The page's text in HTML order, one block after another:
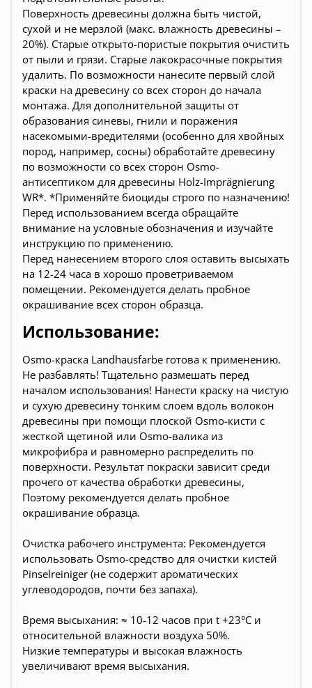
Поверхность древесины должна быть чистой,
сухой и не мерзлой (макс. влажность древесины –
20%). Старые открыто-пористые покрытия очистить
от пыли и грязи. Старые лакокрасочные покрытия
удалить. По возможности нанесите первый слой
краски на древесину со всех сторон до начала
монтажа. Для дополнительной защиты от
образования синевы, гнили и поражения
насекомыми-вредителями (особенно для хвойных
пород, например, сосны) обработайте древесину
по возможности со всех сторон Osmo-
антисептиком для древесины Holz-Imprägnierung
WR*. *Применяйте биоциды строго по назначению!
Перед использованием всегда обращайте
внимание на условные обозначения и изучайте
инструкцию по применению.
Перед нанесением второго слоя оставить высыхать
на 12-24 часа в хорошо проветриваемом
помещении. Рекомендуется делать пробное
окрашивание всех сторон образца.
Использование:
Osmo-краска Landhausfarbe готова к применению.
Не разбавлять! Тщательно размешать перед
началом использования! Нанести краску на чистую
и сухую древесину тонким слоем вдоль волокон
древесины при помощи плоской Osmo-кисти с
жесткой щетиной или Osmo-валика из
микрофибра и равномерно распределить по
поверхности. Результат покраски зависит среди
прочего от качества обработки древесины,
Поэтому рекомендуется делать пробное
окрашивание образца.
Очистка рабочего инструмента: Рекомендуется
использовать Osmo-средство для очистки кистей
Pinselreiniger (не содержит ароматических
углеводородов, почти без запаха).
Время высыхания: ≈ 10-12 часов при t +23°С и
относительной влажности воздуха 50%.
Низкие температуры и высокая влажность
увеличивают время высыхания.